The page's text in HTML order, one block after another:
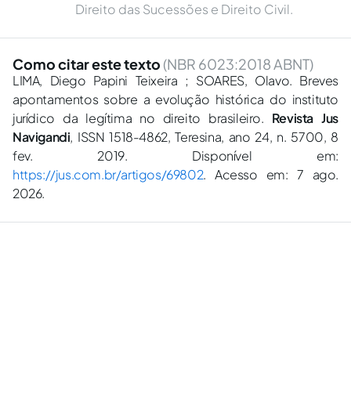
Direito das Sucessões e Direito Civil.
Como citar este texto (NBR 6023:2018 ABNT)
LIMA, Diego Papini Teixeira ; SOARES, Olavo. Breves
apontamentos sobre a evolução histórica do instituto
jurídico da legítima no direito brasileiro. Revista Jus
Navigandi, ISSN 1518-4862, Teresina, ano 24, n. 5700, 8
fev. 2019. Disponível em:
https://jus.com.br/artigos/69802. Acesso em: 7 ago.
2026.